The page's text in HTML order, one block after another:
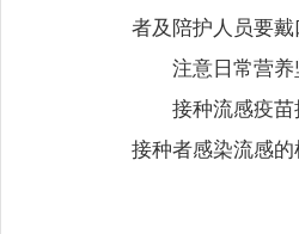
者及陪护人员要
注意日常营
接种流感疫
接种者感染流感的